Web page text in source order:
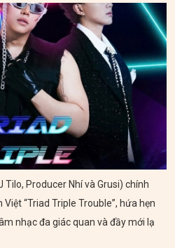
Tilo, Producer Nhí và Grusi) chính
“Triad Triple Trouble”, hứa hẹn
nhạc đa giác quan và đầy mới lạ